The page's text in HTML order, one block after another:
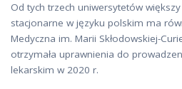
Od tych trzech uniwersytetów
stacjonarne w języku polskim ma
Medyczna im. Marii Skłodowskiej-
otrzymała uprawnienia do
lekarskim w 2020 r.